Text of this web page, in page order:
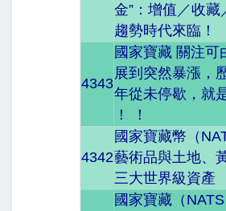
金”：增值／收藏
趨勢時代來臨！
4343
國家寶藏 關注可
展到突然暴漲，
年從未停歇，就
！ ！
4342
國家寶藏幣（
藝術品與土地、
三大世界級資產
國家寶藏（